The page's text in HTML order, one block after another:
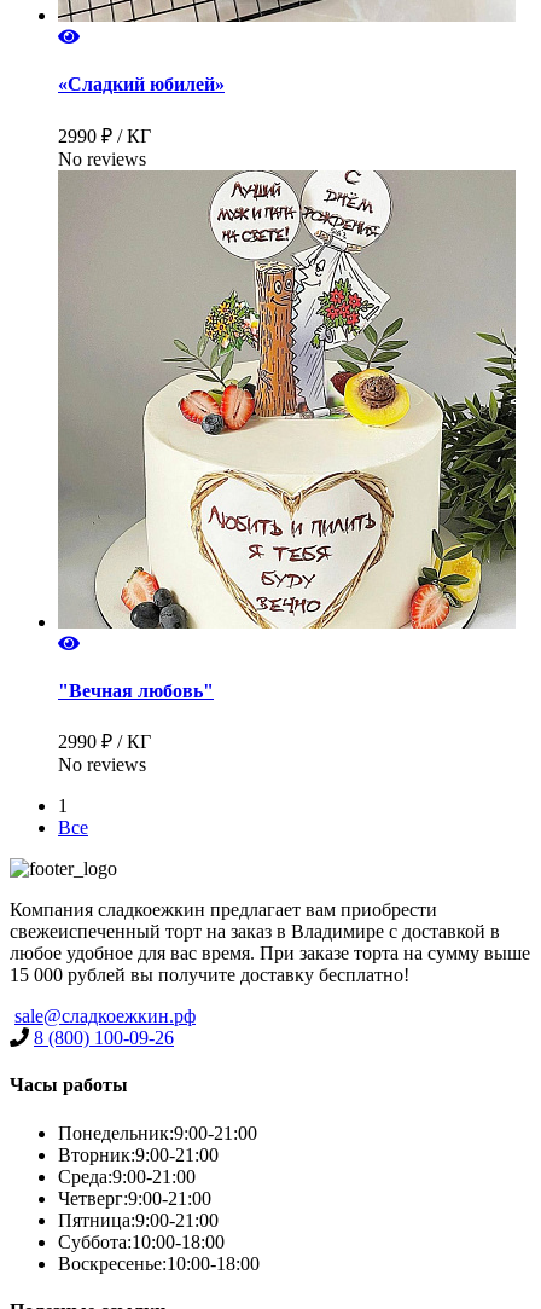
«Сладкий юбилей»
2990 ₽ / КГ
No reviews
"Вечная любовь"
2990 ₽ / КГ
No reviews
1
Все
Компания сладкоежкин предлагает вам приобрести
свежеиспеченный торт на заказ в Владимире с доставкой в
любое удобное для вас время. При заказе торта на сумму выше
15 000 рублей вы получите доставку бесплатно!
sale@сладкоежкин.рф
8 (800) 100-09-26
Часы работы
Понедельник:9:00-21:00
Вторник:9:00-21:00
Среда:9:00-21:00
Четверг:9:00-21:00
Пятница:9:00-21:00
Суббота:10:00-18:00
Воскресенье:10:00-18:00